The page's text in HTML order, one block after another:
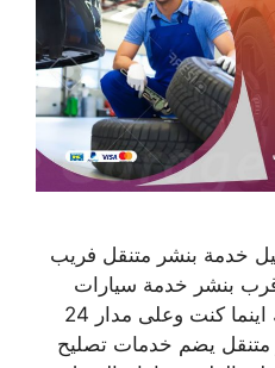
خدمة بنشر متنقل فريب
بنشر خدمة سيارات
متنقلة بالفحيحيل يصل اليك اينما كنت وعلى مدار 24
يضم خدمات تصليح